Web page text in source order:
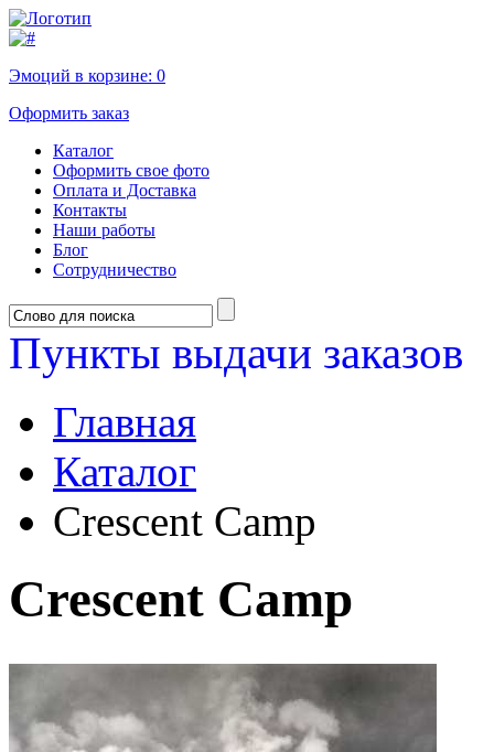
Эмоций в корзине: 0
Оформить заказ
Каталог
Оформить свое фото
Оплата и Доставка
Контакты
Наши работы
Блог
Сотрудничество
Пункты выдачи заказов
Главная
Каталог
Crescent Camp
Crescent Camp